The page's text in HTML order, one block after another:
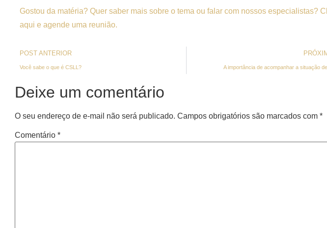
Gostou da matéria? Quer saber mais sobre o tema ou falar com nossos especialistas?
aqui e agende uma reunião.
POST ANTERIOR
Você sabe o que é CSLL? A importância de acompanhar a situação
Deixe um comentário
O seu endereço de e-mail não será publicado. Campos obrigatórios são marcados com *
Comentário *